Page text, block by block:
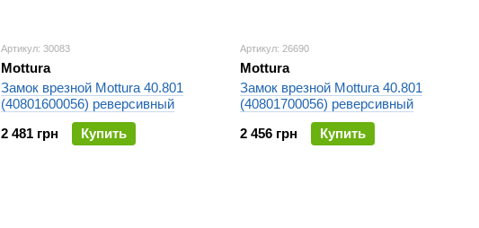
Артикул: 30083
Mottura
Замок врезной Mottura 40.801
(40801600056) реверсивный
2 481 грн
Купить
Артикул: 26690
Mottura
Замок врезной Mottura 40.801
(40801700056) реверсивный
2 456 грн
Купить